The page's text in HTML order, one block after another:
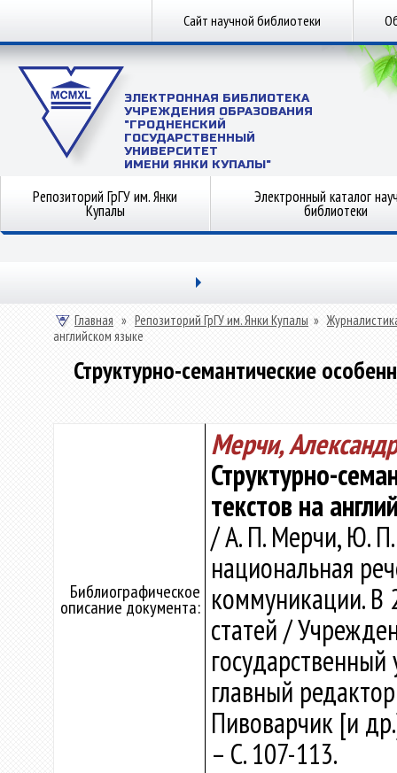
Сайт научной библиотеки
ЭЛЕКТРОННАЯ БИБЛИОТЕКА
УЧРЕЖДЕНИЯ ОБРАЗОВАНИЯ
"ГРОДНЕНСКИЙ
ГОСУДАРСТВЕННЫЙ
УНИВЕРСИТЕТ
ИМЕНИ ЯНКИ КУПАЛЫ"
Репозиторий ГрГУ им. Янки
Купалы
Электронный каталог
библиотеки
Главная » Репозиторий ГрГУ им. Янки Купалы »
английском языке
Структурно-семантические
Библиографическое
описание документа:
Мерчи,
Структурно-
текстов на
/ А. П. Мерчи, Ю.
национальная
коммуникации. В
статей /
главный
Пивоварчик [и
– С. 107-113.